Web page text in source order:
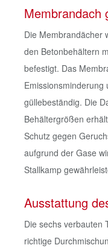
Membrandach
Die Membrandächer
den Betonbehältern
befestigt. Das
Emissionsminderung
güllebeständig. Die
Behältergrößen
Schutz gegen
aufgrund der Gase
Stallkamp
Ausstattung
Die sechs verbauten
richtige